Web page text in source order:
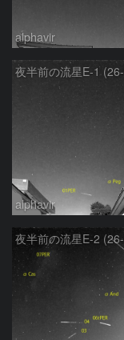
alphavir
夜半前の流星E-1
alphavir
夜半前の流星E-2